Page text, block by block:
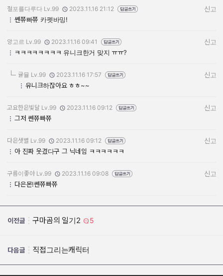
작성자:
철포를다루다 Lv.99
작성일:
2023.11.16 21:12
신고
쏀쮸빠쮸 카펫바밍!
작성자:
앙고르 Lv.99
작성일:
2023.11.16 09:41
신고
ㅋㅋㅋㅋㅋㅋㅋㅋ 유니크한거 맞지 ㅠㅠ?
작성자:
귤뮬 Lv.99
작성일:
2023.11.16 17:57
신고
유니크하잖아요 ㅎㅎ~~
작성자:
고요한은빛달 Lv.99
작성일:
2023.11.16 09:12
신고
그저 쏀쮸빠쮸
작성자:
다은샛별 Lv.99
작성일:
2023.11.16 09:12
신고
아 진짜 웃겼다구 그 닉네임 ㅋㅋㅋㅋㅋㅋ
작성자:
구름이좋아 Lv.99
작성일:
2023.11.16 09:08
신고
다은몬!쏀쮸빠쮸
이전글 구마곰의 일기2 5
다음글 직접그리는캐릭터